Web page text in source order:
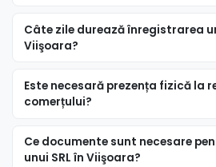
Câte zile durează înregistrarea
Viişoara?
Este necesară prezența fizică la
comerțului?
Ce documente sunt necesare
unui SRL în Viişoara?